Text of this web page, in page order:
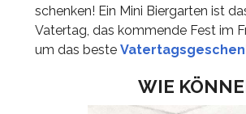
schenken! Ein Mini Biergarten ist
Vatertag, das kommende Fest im
um das beste
WIE